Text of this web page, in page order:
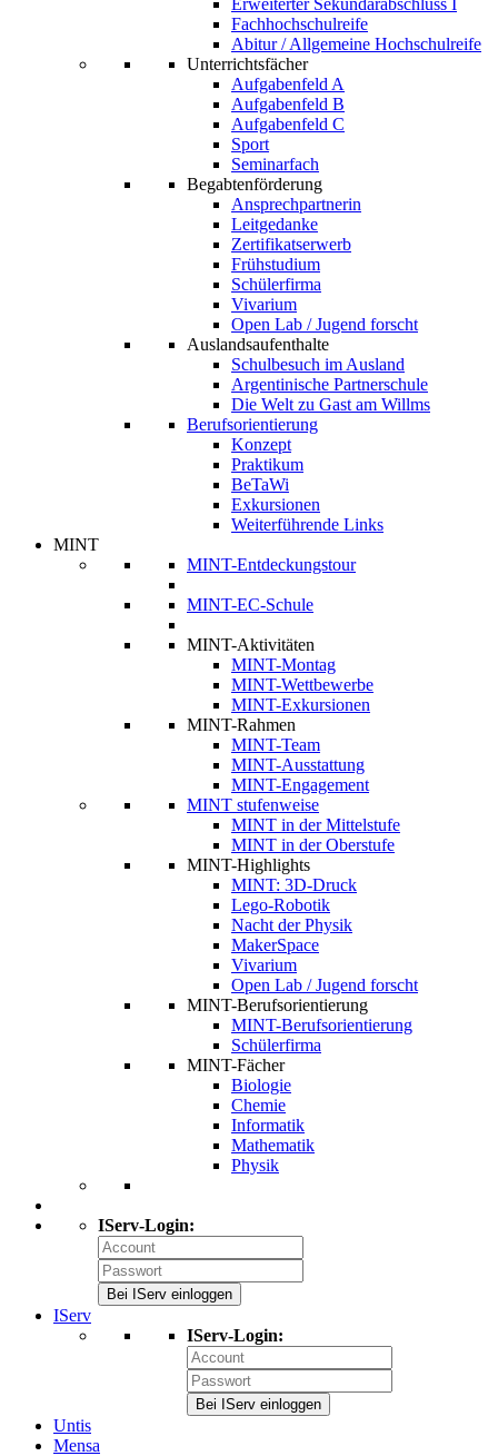
Erweiterter Sekundarabschluss I
Fachhochschulreife
Abitur / Allgemeine Hochschulreife
Unterrichtsfächer
Aufgabenfeld A
Aufgabenfeld B
Aufgabenfeld C
Sport
Seminarfach
Begabtenförderung
Ansprechpartnerin
Leitgedanke
Zertifikatserwerb
Frühstudium
Schülerfirma
Vivarium
Open Lab / Jugend forscht
Auslandsaufenthalte
Schulbesuch im Ausland
Argentinische Partnerschule
Die Welt zu Gast am Willms
Berufsorientierung
Konzept
Praktikum
BeTaWi
Exkursionen
Weiterführende Links
MINT
MINT-Entdeckungstour
MINT-EC-Schule
MINT-Aktivitäten
MINT-Montag
MINT-Wettbewerbe
MINT-Exkursionen
MINT-Rahmen
MINT-Team
MINT-Ausstattung
MINT-Engagement
MINT stufenweise
MINT in der Mittelstufe
MINT in der Oberstufe
MINT-Highlights
MINT: 3D-Druck
Lego-Robotik
Nacht der Physik
MakerSpace
Vivarium
Open Lab / Jugend forscht
MINT-Berufsorientierung
MINT-Berufsorientierung
Schülerfirma
MINT-Fächer
Biologie
Chemie
Informatik
Mathematik
Physik
IServ-Login:
Bei IServ einloggen
IServ
IServ-Login:
Bei IServ einloggen
Untis
Mensa